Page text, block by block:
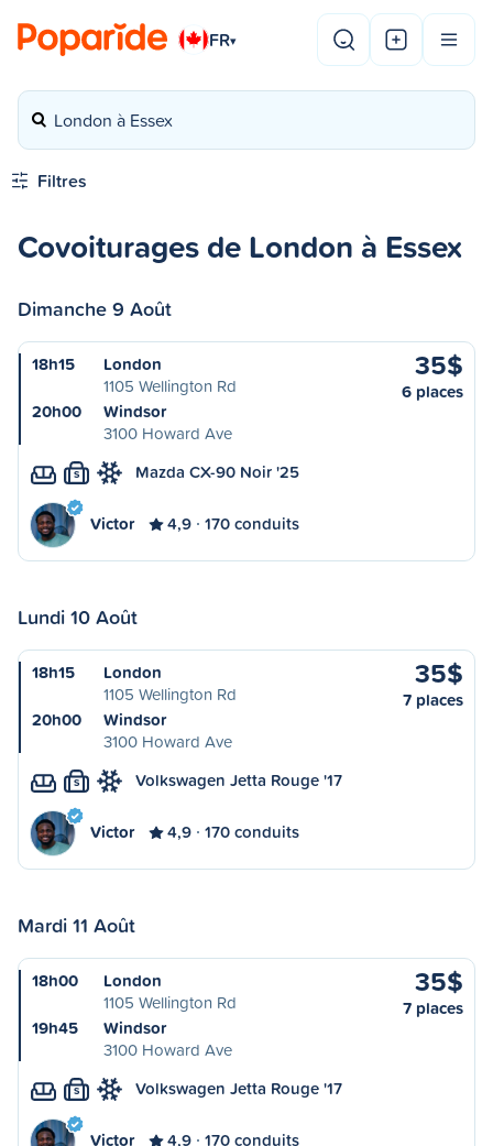
FR▾
London à Essex
Filtres
Covoiturages de London à Essex
Dimanche 9 Août
18h15
London
1105 Wellington Rd
20h00
Windsor
3100 Howard Ave
35$
6 places
S Mazda CX-90 Noir '25
Victor 4,9 170 conduits
Lundi 10 Août
18h15
London
1105 Wellington Rd
20h00
Windsor
3100 Howard Ave
35$
7 places
S Volkswagen Jetta Rouge '17
Victor 4,9 170 conduits
Mardi 11 Août
18h00
London
1105 Wellington Rd
19h45
Windsor
3100 Howard Ave
35$
7 places
S Volkswagen Jetta Rouge '17
Victor 4,9 170 conduits